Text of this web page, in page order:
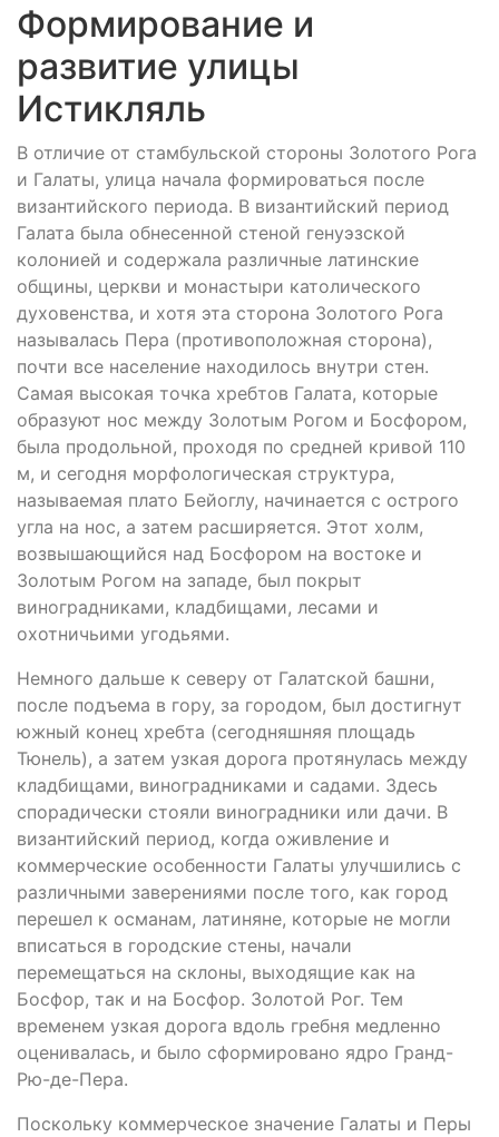
Формирование и
развитие улицы
Истикляль
В отличие от стамбульской стороны Золотого Рога
и Галаты, улица начала формироваться после
византийского периода. В византийский период
Галата была обнесенной стеной генуэзской
колонией и содержала различные латинские
общины, церкви и монастыри католического
духовенства, и хотя эта сторона Золотого Рога
называлась Пера (противоположная сторона),
почти все население находилось внутри стен.
Самая высокая точка хребтов Галата, которые
образуют нос между Золотым Рогом и Босфором,
была продольной, проходя по средней кривой 110
м, и сегодня морфологическая структура,
называемая плато Бейоглу, начинается с острого
угла на нос, а затем расширяется. Этот холм,
возвышающийся над Босфором на востоке и
Золотым Рогом на западе, был покрыт
виноградниками, кладбищами, лесами и
охотничьими угодьями.
Немного дальше к северу от Галатской башни,
после подъема в гору, за городом, был достигнут
южный конец хребта (сегодняшняя площадь
Тюнель), а затем узкая дорога протянулась между
кладбищами, виноградниками и садами. Здесь
спорадически стояли виноградники или дачи. В
византийский период, когда оживление и
коммерческие особенности Галаты улучшились с
различными заверениями после того, как город
перешел к османам, латиняне, которые не могли
вписаться в городские стены, начали
перемещаться на склоны, выходящие как на
Босфор, так и на Босфор. Золотой Рог. Тем
временем узкая дорога вдоль гребня медленно
оценивалась, и было сформировано ядро Гранд-
Рю-де-Пера.
Поскольку коммерческое значение Галаты и Перы